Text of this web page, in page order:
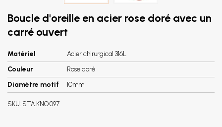
Boucle d'oreille en acier rose doré avec un
carré ouvert
Matériel
Acier chirurgical 316L
Couleur
Rose doré
Diamètre motif
10mm
SKU: STA.KNO.097